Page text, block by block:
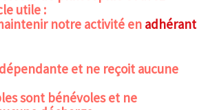
utile :
notre activité en adhérant
et ne reçoit aucune
sont bénévoles et ne